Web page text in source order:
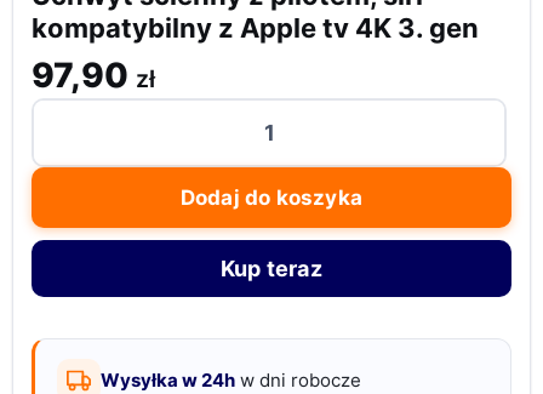
kompatybilny z Apple tv 4K 3. gen
97,90 zł
ścienny
z
pilotem,
z
Apple
Dodaj do koszyka
Kup teraz
Wysyłka w 24h w dni robocze